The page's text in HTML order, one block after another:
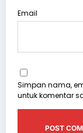
Email
Simpan nama,
untuk komentar